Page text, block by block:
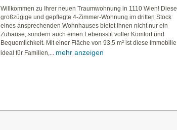
Willkommen zu Ihrer neuen Traumwohnung in 1110 Wien! Diese
großzügige und gepflegte 4-Zimmer-Wohnung im dritten Stock
eines ansprechenden Wohnhauses bietet Ihnen nicht nur ein
Zuhause, sondern auch einen Lebensstil voller Komfort und
Bequemlichkeit. Mit einer Fläche von 93,5 m² ist diese Immobilie
ideal für Familien,... mehr anzeigen